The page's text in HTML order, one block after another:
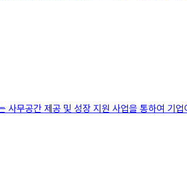
사무공간 제공 및 성장 지원 사업을 통하여